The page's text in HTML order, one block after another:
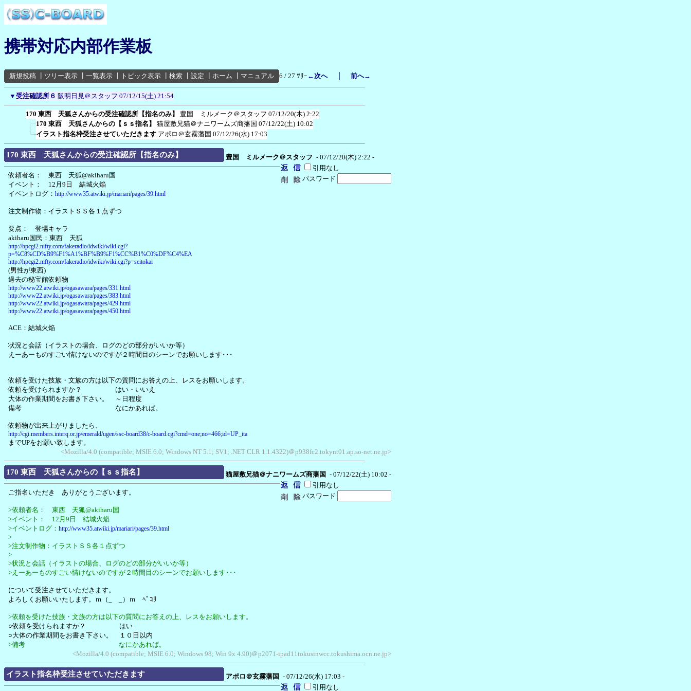
携帯対応内部作業板
新規投稿 ツリー表示 一覧表示 トピック表示 検索 設定 ホーム マニュアル 6 / 27 ﾂﾘｰ ←次へ｜ 前へ→
▼ 受注確認所６ 阪明日見＠スタッフ 07/12/15(土) 21:54
170 東西 天狐さんからの受注確認所【指名のみ】 豊国 ミルメーク＠スタッフ 07/12/20(木) 2:22
170 東西 天狐さんからの【ｓｓ指名】
猫屋敷兄猫＠ナニワームズ商藩国 07/12/22(土) 10:02
イラスト指名枠受注させていただきます アポロ＠玄霧藩国 07/12/26(水) 17:03
170 東西 天狐さんからの受注確認所【指名のみ】 豊国 ミルメーク＠スタッフ - 07/12/20(木) 2:22 -
引用なし
パスワード
依頼者名： 東西 天狐@akiharu国
イベント： 12月9日 結城火焔
イベントログ： http://www35.atwiki.jp/mariari/pages/39.html
注文制作物：イラストＳＳ各１点ずつ
要点： 登場キャラ
akiharu国民：東西 天狐
http://hpcgi2.nifty.com/fakeradio/idwiki/wiki.cgi?
p=%C8%CD%B9%F1%A1%BF%B9%F1%CC%B1%C0%DF%C4%EA
http://hpcgi2.nifty.com/fakeradio/idwiki/wiki.cgi?p=seitokai
(男性が東西)
過去の秘宝館依頼物
http://www22.atwiki.jp/ogasawara/pages/331.html
http://www22.atwiki.jp/ogasawara/pages/383.html
http://www22.atwiki.jp/ogasawara/pages/429.html
http://www22.atwiki.jp/ogasawara/pages/450.html
ACE：結城火焔
状況と会話（イラストの場合、ログのどの部分がいいか等）
えーあーものすごい情けないのですが２時間目のシーンでお願いします･･･
依頼を受けた技族・文族の方は以下の質問にお答えの上、レスをお願いします。
依頼を受けられますか？ はい・いいえ
大体の作業期間をお書き下さい。 ～日程度
備考 なにかあれば。
依頼物が出来上がりましたら、
http://cgi.members.interq.or.jp/emerald/ugen/ssc-board38/c-board.cgi?cmd=one;no=466;id=UP_ita
までUPをお願い致します。
<Mozilla/4.0 (compatible; MSIE 6.0; Windows NT 5.1; SV1; .NET CLR 1.1.4322)＠p938fc2.tokynt01.ap.so-net.ne.jp>
170 東西 天狐さんからの【ｓｓ指名】 猫屋敷兄猫＠ナニワームズ商藩国 - 07/12/22(土) 10:02 -
引用なし
パスワード
ご指名いただき ありがとうございます。
>依頼者名： 東西 天狐@akiharu国
>イベント： 12月9日 結城火焔
>イベントログ： http://www35.atwiki.jp/mariari/pages/39.html
>
>注文制作物：イラストＳＳ各１点ずつ
>
>状況と会話（イラストの場合、ログのどの部分がいいか等）
>えーあーものすごい情けないのですが２時間目のシーンでお願いします･･･
について受注させていただきます。
よろしくお願いいたします。ｍ（_ _）ｍ ﾍﾟｺﾘ
>依頼を受けた技族・文族の方は以下の質問にお答えの上、レスをお願いします。
○依頼を受けられますか？ はい
○大体の作業期間をお書き下さい。 １０日以内
>備考 なにかあれば。
<Mozilla/4.0 (compatible; MSIE 6.0; Windows 98; Win 9x 4.90)＠p2071-ipad11tokusinwcc.tokushima.ocn.ne.jp>
イラスト指名枠受注させていただきます アポロ＠玄霧藩国 - 07/12/26(水) 17:03 -
引用なし